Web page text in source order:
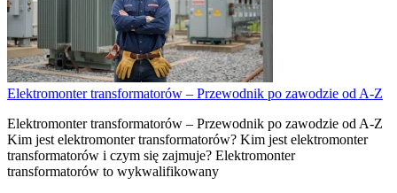
Elektromonter transformatorów – Przewodnik po zawodzie od A-Z
Elektromonter transformatorów – Przewodnik po zawodzie od A-Z
Kim jest elektromonter transformatorów? Kim jest elektromonter
transformatorów i czym się zajmuje? Elektromonter
transformatorów to wykwalifikowany